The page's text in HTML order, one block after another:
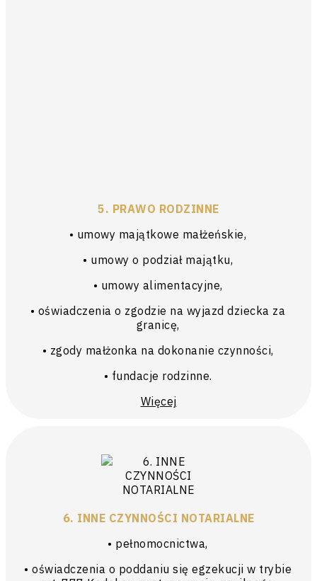
5. PRAWO RODZINNE
• umowy majątkowe małżeńskie,
• umowy o podział majątku,
• umowy alimentacyjne,
• oświadczenia o zgodzie na wyjazd dziecka za
granicę,
• zgody małżonka na dokonanie czynności,
• fundacje rodzinne.
Więcej
6. INNE CZYNNOŚCI NOTARIALNE
• pełnomocnictwa,
• oświadczenia o poddaniu się egzekucji w trybie